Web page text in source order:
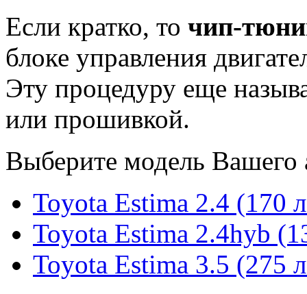
Если кратко, то чип-
блоке управления
Эту процедуру еще
или прошивкой.
Выберите модель Вашего
Toyota Estima 2.4 (170
Toyota Estima 2.4hyb
Toyota Estima 3.5 (275